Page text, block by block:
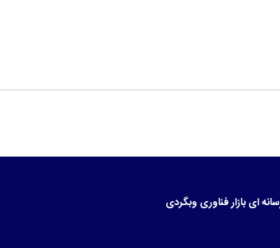
ایبازارفناوری وبگردی